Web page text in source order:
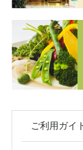
ご利用ガイ